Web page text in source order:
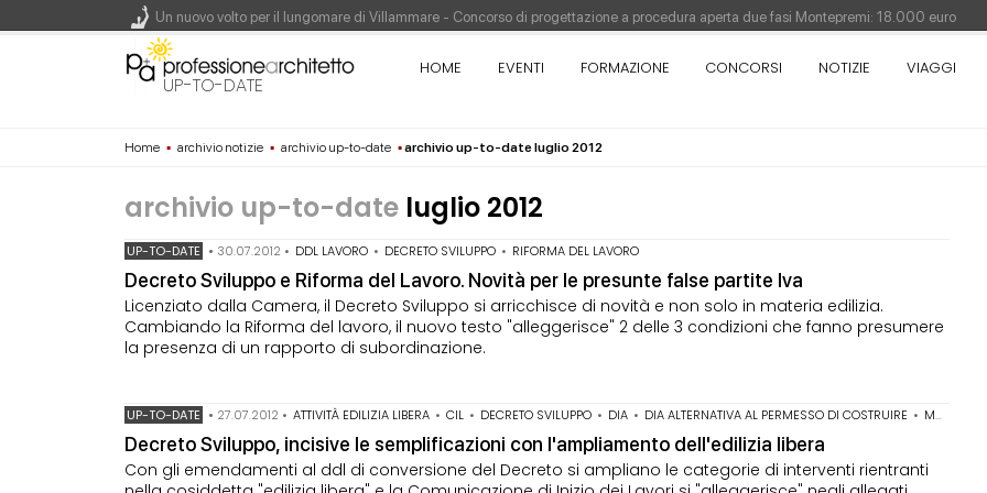
UP-TO-DATE
HOME EVENTI FORMAZIONE CONCORSI NOTIZIE VIAGGI
Home ▪ archivio notizie ▪ archivio up-to-date ▪archivio up-to-date luglio 2012
archivio up-to-date luglio 2012
UP-TO-DATE • 30.07.2012 • DDL LAVORO • DECRETO SVILUPPO • RIFORMA DEL LAVORO
Decreto Sviluppo e Riforma del Lavoro. Novità per le presunte false partite Iva
Licenziato dalla Camera, il Decreto Sviluppo si arricchisce di novità e non solo in materia edilizia.
Cambiando la Riforma del lavoro, il nuovo testo "alleggerisce" 2 delle 3 condizioni che fanno presumere
la presenza di un rapporto di subordinazione.
UP-TO-DATE • 27.07.2012 • ATTIVITÀ EDILIZIA LIBERA • CIL • DECRETO SVILUPPO • DIA • DIA ALTERNATIVA AL PERMESSO DI COSTRUIRE • MANUTENZIONE STRAORDINARIA
Decreto Sviluppo, incisive le semplificazioni con l'ampliamento dell'edilizia libera
Con gli emendamenti al ddl di conversione del Decreto si ampliano le categorie di interventi rientranti
Un nuovo volto per il lungomare di Villammare - Concorso di progettazione a procedura aperta due fasi Montepremi: 18.000 euro
L'obbligo di aggiornamento del Psc non decade se il cantiere è fermo - La pronuncia della Corte di Cassazione